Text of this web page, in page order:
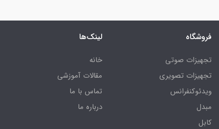
فروشگاه
تجهیزات صوتی
تجهیزات تصویری
ویدئوکنفرانس
مبدل
کابل
لینک‌ها
خانه
مقالات آموزشی
تماس با ما
درباره ما